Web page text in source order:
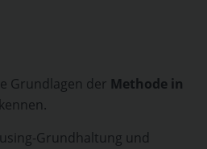
Grundlagen der Methode in
kennen.
Grundhaltung und